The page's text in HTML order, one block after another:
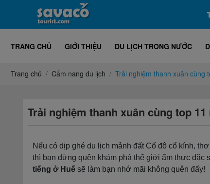
TRANG CHỦ GIỚI THIỆU DU LỊCH TRONG NƯỚC
Trang chủ Cẩm nang du lịch Trải nghiệm thanh xuân cùng
Trải nghiệm thanh xuân cùng top
Nếu có dịp ghé du lịch mảnh đất Cố đô cổ kính,
thì bạn đừng quên khám phá thế giới ẩm thực đặc
tiếng ở Huế sẽ làm bạn nhớ mãi không quên đấy!